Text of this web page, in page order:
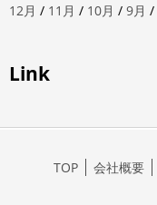
12月 / 11月 / 10月 / 9月 /
Link
TOP 会社概要